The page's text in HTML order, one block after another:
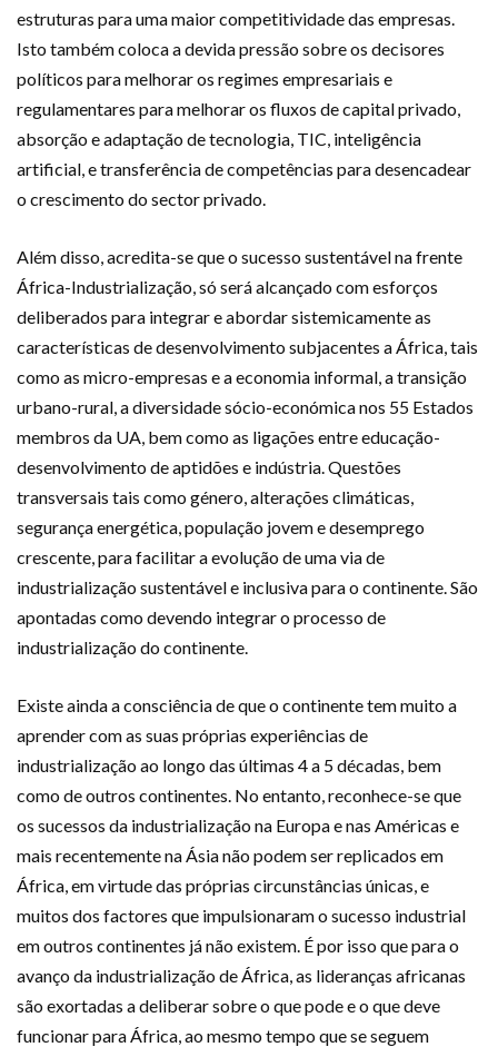
estruturas para uma maior competitividade das empresas.
Isto também coloca a devida pressão sobre os decisores
políticos para melhorar os regimes empresariais e
regulamentares para melhorar os fluxos de capital privado,
absorção e adaptação de tecnologia, TIC, inteligência
artificial, e transferência de competências para desencadear
o crescimento do sector privado.
Além disso, acredita-se que o sucesso sustentável na frente
África-Industrialização, só será alcançado com esforços
deliberados para integrar e abordar sistemicamente as
características de desenvolvimento subjacentes a África, tais
como as micro-empresas e a economia informal, a transição
urbano-rural, a diversidade sócio-económica nos 55 Estados
membros da UA, bem como as ligações entre educação-
desenvolvimento de aptidões e indústria. Questões
transversais tais como género, alterações climáticas,
segurança energética, população jovem e desemprego
crescente, para facilitar a evolução de uma via de
industrialização sustentável e inclusiva para o continente. São
apontadas como devendo integrar o processo de
industrialização do continente.
Existe ainda a consciência de que o continente tem muito a
aprender com as suas próprias experiências de
industrialização ao longo das últimas 4 a 5 décadas, bem
como de outros continentes. No entanto, reconhece-se que
os sucessos da industrialização na Europa e nas Américas e
mais recentemente na Ásia não podem ser replicados em
África, em virtude das próprias circunstâncias únicas, e
muitos dos factores que impulsionaram o sucesso industrial
em outros continentes já não existem. É por isso que para o
avanço da industrialização de África, as lideranças africanas
são exortadas a deliberar sobre o que pode e o que deve
funcionar para África, ao mesmo tempo que se seguem